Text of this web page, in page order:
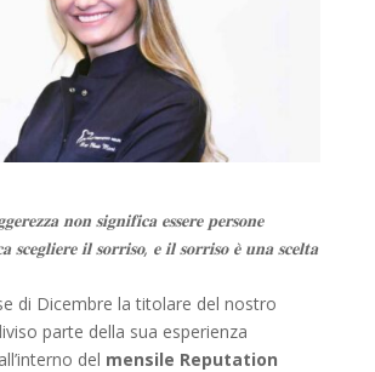
𝐧𝐨𝐧 𝐬𝐢𝐠𝐧𝐢𝐟𝐢𝐜𝐚 𝐞𝐬𝐬𝐞𝐫𝐞 𝐩𝐞𝐫𝐬𝐨𝐧𝐞
𝐬𝐜𝐞𝐠𝐥𝐢𝐞𝐫𝐞 𝐢𝐥 𝐬𝐨𝐫𝐫𝐢𝐬𝐨, 𝐞 𝐢𝐥 𝐬𝐨𝐫𝐫𝐢𝐬𝐨 𝐞̀ 𝐮𝐧𝐚 𝐬𝐜𝐞𝐥𝐭𝐚
di Dicembre la titolare del nostro
parte della sua esperienza
del mensile Reputation